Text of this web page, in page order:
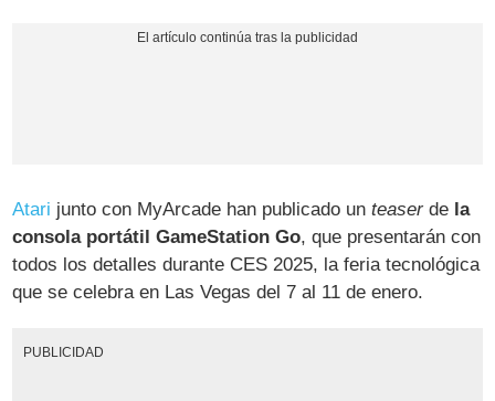
Atari junto con MyArcade han publicado unteaserde la
consola portátil GameStation Go, que presentarán con
todos los detalles durante CES 2025, la feria tecnológica
que se celebra en Las Vegas del 7 al 11 de enero.
PUBLICIDAD